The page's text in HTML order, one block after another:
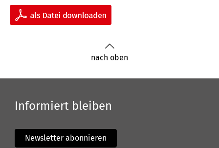
nach oben
Informiert bleiben
Newsletter abonnieren